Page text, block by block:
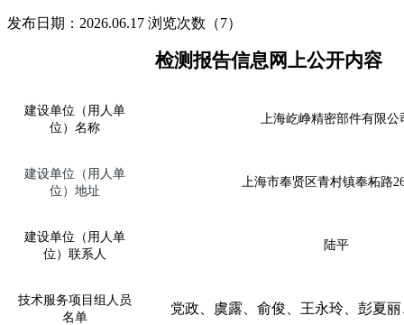
发布日期：2026.06.17 浏览次数（7）
检测报告信息网上公开内容
建设单位（用人单
位）名称
上海屹峥精密部件有限公
建设单位（用人单
位）地址
上海市奉贤区青村镇奉柘路
建设单位（用人单
位）联系人
陆平
技术服务项目组人员
名单
党政、虞露、俞俊、王永玲、彭夏